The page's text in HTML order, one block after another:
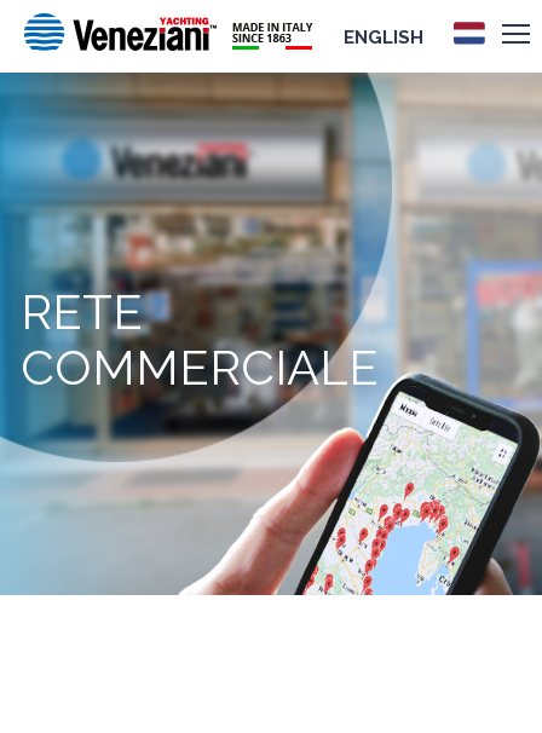
ENGLISH
RETE
COMMERCIALE